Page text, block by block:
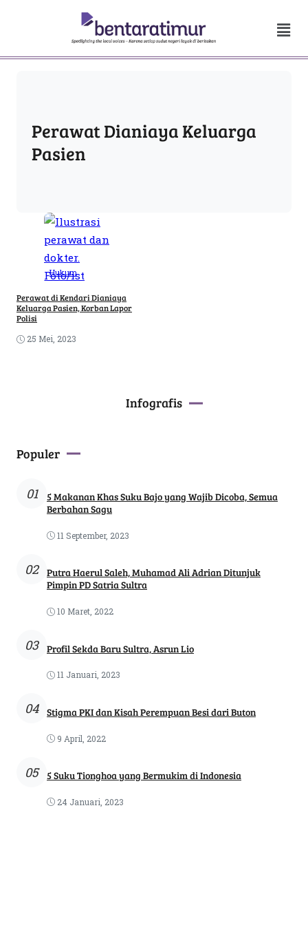
Perawat Dianiaya Keluarga
Pasien
Hukum
Perawat di Kendari Dianiaya
Keluarga Pasien, Korban Lapor
Polisi
25 Mei, 2023
Infografis
Populer
01
5 Makanan Khas Suku Bajo yang Wajib Dicoba, Semua
Berbahan Sagu
11 September, 2023
02
Putra Haerul Saleh, Muhamad Ali Adrian Ditunjuk
Pimpin PD Satria Sultra
10 Maret, 2022
03 Profil Sekda Baru Sultra, Asrun Lio
11 Januari, 2023
04 Stigma PKI dan Kisah Perempuan Besi dari Buton
9 April, 2022
05 5 Suku Tionghoa yang Bermukim di Indonesia
24 Januari, 2023